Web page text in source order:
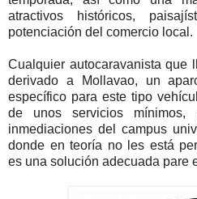
atractivos históricos,
potenciación del comercio local.
Cualquier autocaravanista que
derivado a Mollavao, un
específico para este tipo
de unos servicios mínimos,
inmediaciones del campus
donde en teoría no les está
es una solución adecuada pare